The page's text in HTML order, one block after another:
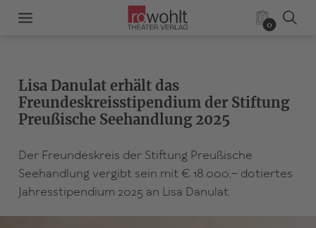
0
Lisa Danulat erhält das
Freundeskreisstipendium der Stiftung
Preußische Seehandlung 2025
Der Freundeskreis der Stiftung Preußische
Seehandlung vergibt sein mit € 18.000,-- dotiertes
Jahresstipendium 2025 an Lisa Danulat.